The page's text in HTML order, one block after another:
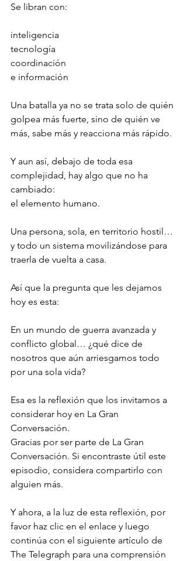
Se libran con:
inteligencia
tecnología
coordinación
e información
Una batalla ya no se trata solo de quién
golpea más fuerte, sino de quién ve
más, sabe más y reacciona más rápido.
Y aun así, debajo de toda esa
complejidad, hay algo que no ha
cambiado:
el elemento humano.
Una persona, sola, en territorio hostil…
y todo un sistema movilizándose para
traerla de vuelta a casa.
Así que la pregunta que les dejamos
hoy es esta:
En un mundo de guerra avanzada y
conflicto global… ¿qué dice de
nosotros que aún arriesgamos todo
por una sola vida?
Esa es la reflexión que los invitamos a
considerar hoy en La Gran
Conversación.
Gracias por ser parte de La Gran
Conversación. Si encontraste útil este
episodio, considera compartirlo con
alguien más.
Y ahora, a la luz de esta reflexión, por
favor haz clic en el enlace y luego
continúa con el siguiente artículo de
The Telegraph para una comprensión